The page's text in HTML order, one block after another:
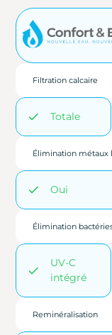
Filtration calcaire
Totale
Élimination métaux
Oui
Élimination
UV-C
intégré
Reminéralisation